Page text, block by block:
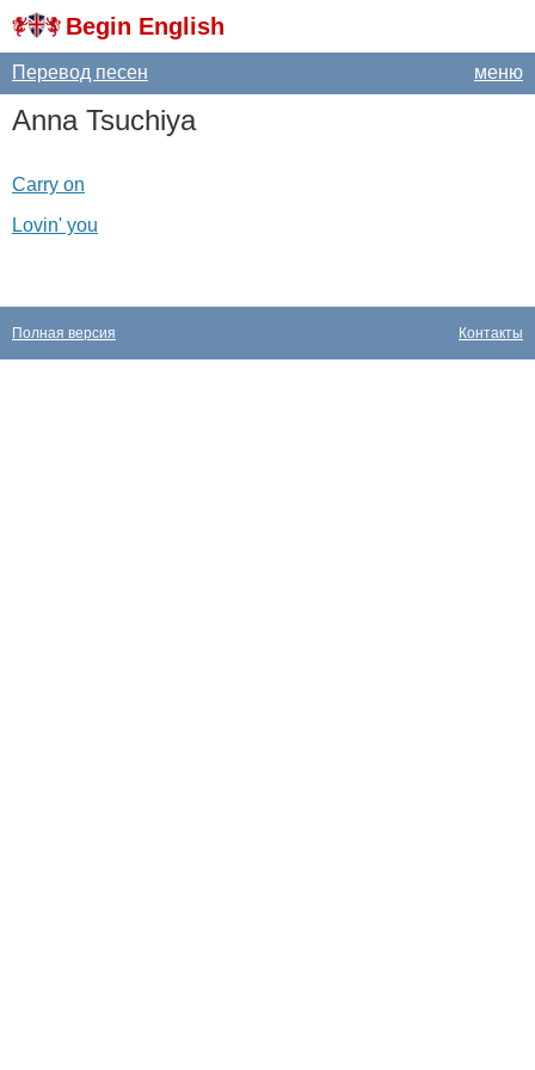
Begin English
меню
Перевод песен
Anna Tsuchiya
Carry on
Lovin' you
Контакты
Полная версия